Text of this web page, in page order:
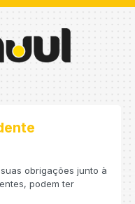
obrigações junto à
podem ter